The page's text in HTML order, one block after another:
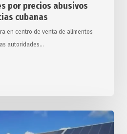
por precios abusivos
cubanas
en centro de venta de alimentos
autoridades…